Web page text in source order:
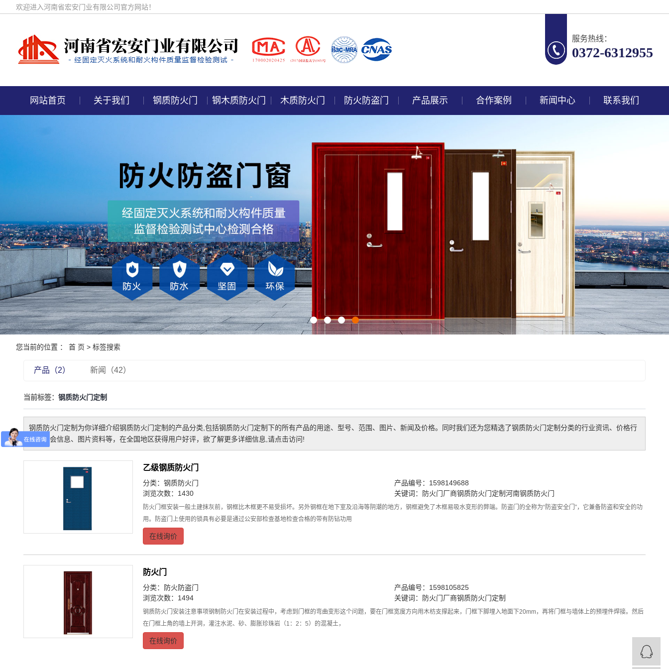
欢迎进入河南省宏安门业有限公司官方网站！
服务热线：
0372-6312955
网站首页 关于我们 钢质防火门 钢木质防火门 木质防火门 防火防盗门 产品展示 合作案例 新闻中心 联系我们
您当前的位置 ： 首 页 > 标签搜索
产品（2） 新闻（42）
当前标签： 钢质防火门定制
钢质防火门定制 为你详细介绍钢质防火门定制 的产品分类,包括钢质防火门定制下的所有产品的用途、型号、范围、图片、新闻及价格。同时我们还为您精选了钢质防火门定制分类的行业资讯、价格行
情、展会信息、图片资料等，在全国地区获得用户好评，欲了解更多详细信息,请点击访问!
乙级钢质防火门
分类： 钢质防火门
产品编号：1598149688
浏览次数：1430
关键词： 防火门厂商钢质防火门定制河南钢质防火门
防火门框安装一般土建抹灰前，钢框比木框更不易受损坏。另外钢框在地下室及沿海等阴潮的地方，钢框避免了木框易吸水变形的弊端。防盗门的全称为“防盗安全门”，它兼备防盗和安全的功
用。防盗门上使用的锁具有必要是通过公安部检查基地检查合格的带有防钻功用
在线询价
防火门
分类： 防火防盗门
产品编号：1598105825
浏览次数：1494
关键词： 防火门厂商钢质防火门定制
钢质防火门安装注意事项钢制防火门在安装过程中，考虑到门框的弯曲变形这个问题，要在门框宽度方向用木枋支撑起来，门框下脚埋入地面下20mm，再将门框与墙体上的预埋件焊接。然后
在门框上角的墙上开洞，灌注水泥、砂、膨胀珍珠岩（1：2：5）的混凝土，
在线询价